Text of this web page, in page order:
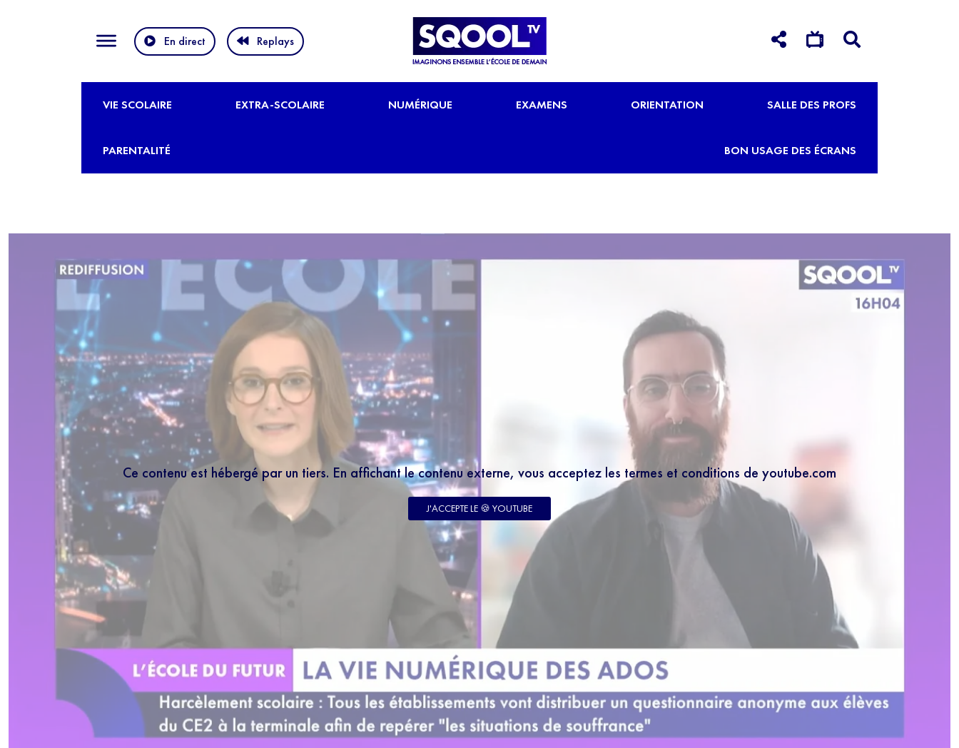
En direct Replays
VIE SCOLAIRE EXTRA-SCOLAIRE NUMÉRIQUE EXAMENS ORIENTATION SALLE DES PROFS
PARENTALITÉ BON USAGE DES ÉCRANS
Ce contenu est hébergé par un tiers. En affichant le contenu externe, vous acceptez les termes et conditions de youtube.com
J'ACCEPTE LE 🍪 YOUTUBE